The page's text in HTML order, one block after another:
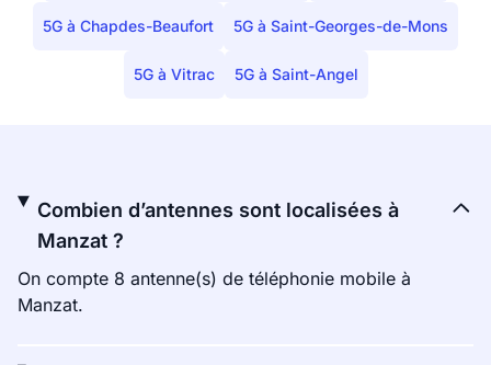
5G à Chapdes-Beaufort 5G à Saint-Georges-de-Mons
5G à Vitrac 5G à Saint-Angel
Combien d’antennes sont localisées à
Manzat ?
On compte 8 antenne(s) de téléphonie mobile à
Manzat.